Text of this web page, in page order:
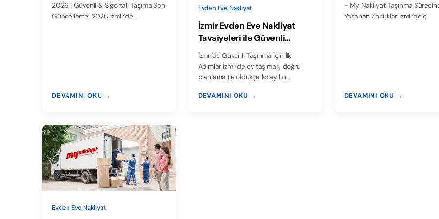
2026 | Güvenli & Sigortalı Taşıma Son
Güncelleme: 2026 İzmir’de …
DEVAMINI OKU →
Evden Eve Nakliyat
İzmir Evden Eve Nakliyat
Tavsiyeleri ile Güvenli
Taşınma
İzmir'de Güvenli Taşınma İçin İlk
Adımlar İzmir'de ev taşımak, doğru
planlama ile oldukça kolay bir…
DEVAMINI OKU →
- My Nakliyat Taşınma Sürecinde
Yaşanan Zorluklar İzmir'de e…
DEVAMINI OKU →
Evden Eve Nakliyat